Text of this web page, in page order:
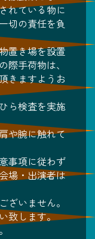
れている物に
切の責任を負
置き場を設置
手荷物は、
きますようお
ら検査を実施
や腕に触れて
事項に従わず
場・出演者は
いません。
致します。